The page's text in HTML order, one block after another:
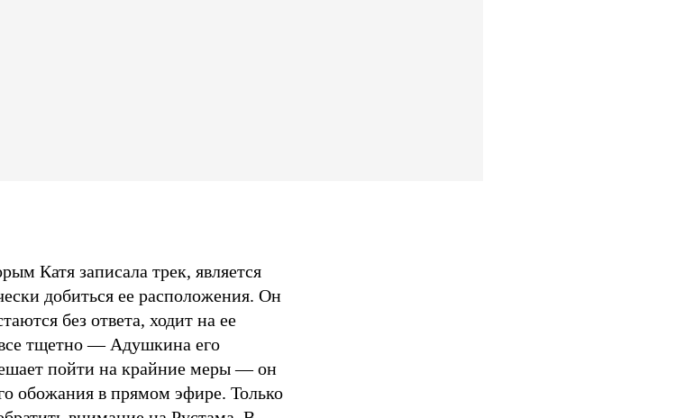
Катя записала трек, является
добиться ее расположения. Он
без ответа, ходит на ее
тщетно — Адушкина его
пойти на крайние меры — он
обожания в прямом эфире. Только